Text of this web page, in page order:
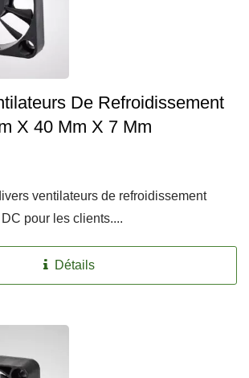
De Refroidissement
X 40 Mm X 7 Mm
ventilateurs de refroidissement
pour les clients....
Détails